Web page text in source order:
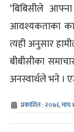
‘बिबिसीले
आवश्यकताका
त्यही अनुसार
बीबीसीका
अनस्वार्थले भने ।
प्रकाशित : २०७६ माघ